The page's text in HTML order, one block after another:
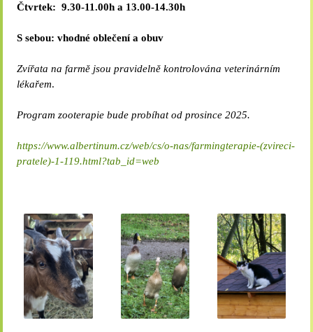
Čtvrtek: 9.30-11.00h a 13.00-14.30h
S sebou: vhodné oblečení a obuv
Zvířata na farmě jsou pravidelně kontrolována veterinárním
lékařem.
Program zooterapie bude probíhat od prosince 2025.
https://www.albertinum.cz/web/cs/o-nas/farmingterapie-(zvireci-
pratele)-1-119.html?tab_id=web